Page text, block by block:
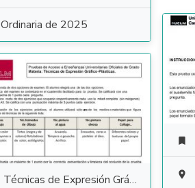
Ordinaria de 2025


Técnicas de Expresión Gráfico Plástica